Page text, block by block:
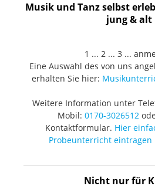
Musik und Tanz selbst
jung & alt
1 ... 2 ... 3 ...
Eine Auswahl des von uns
erhalten Sie hier:
Weitere Information unter
Mobil: 0170-3026512
Kontaktformular. Hier
Probeunterricht eintragen
Nicht nur für